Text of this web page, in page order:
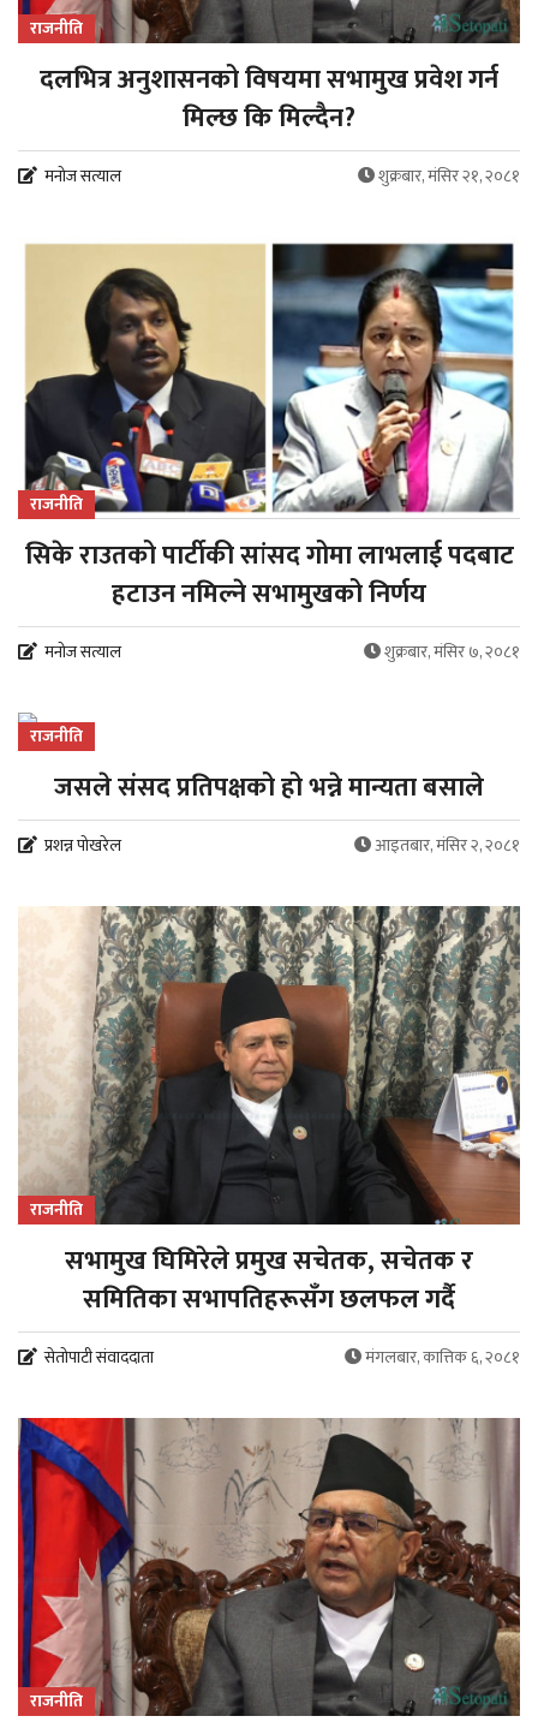
राजनीति
दलभित्र अनुशासनको विषयमा सभामुख प्रवेश गर्न
मिल्छ कि मिल्दैन?
मनोज सत्याल शुक्रबार, मंसिर २१, २०८१
राजनीति
सिके राउतको पार्टीकी सांसद गोमा लाभलाई पदबाट
हटाउन नमिल्ने सभामुखको निर्णय
मनोज सत्याल शुक्रबार, मंसिर ७, २०८१
राजनीति
जसले संसद प्रतिपक्षको हो भन्ने मान्यता बसाले
प्रशन्न पोखरेल आइतबार, मंसिर २, २०८१
राजनीति
सभामुख घिमिरेले प्रमुख सचेतक, सचेतक र
समितिका सभापतिहरूसँग छलफल गर्दै
सेतोपाटी संवाददाता मंगलबार, कात्तिक ६, २०८१
राजनीति